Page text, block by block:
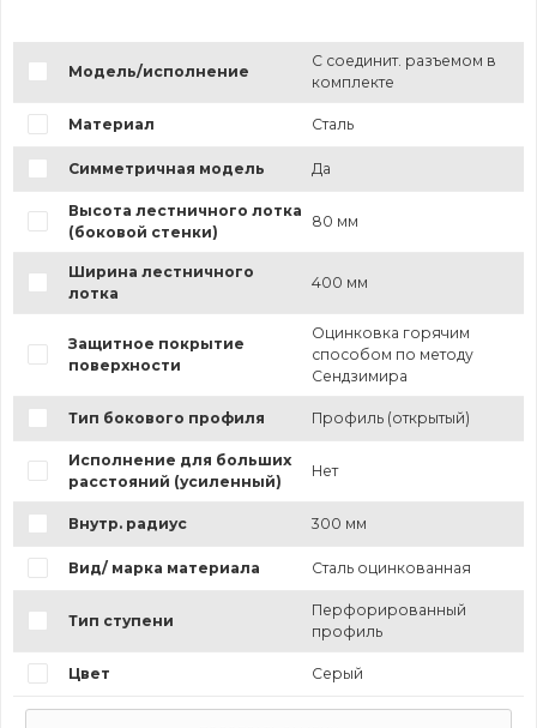
Модель/исполнение
С соединит. разъемом в
комплекте
Материал Сталь
Симметричная модель Да
Высота лестничного лотка
(боковой стенки)
80 мм
Ширина лестничного
лотка
400 мм
Защитное покрытие
поверхности
Оцинковка горячим
способом по методу
Сендзимира
Тип бокового профиля Профиль (открытый)
Исполнение для больших
расстояний (усиленный)
Нет
Внутр. радиус 300 мм
Вид/ марка материала Сталь оцинкованная
Тип ступени
Перфорированный
профиль
Цвет Серый